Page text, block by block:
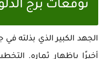
توقعات برج
الجهد الكبير الذي بذلته
أخيرًا بإظهار ثماره.